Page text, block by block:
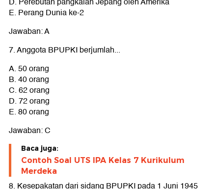
E. Perang Dunia ke-2
Jawaban: A
7. Anggota BPUPKI berjumlah...
A. 50 orang
B. 40 orang
C. 62 orang
D. 72 orang
E. 80 orang
Jawaban: C
Baca juga:
Contoh Soal UTS IPA Kelas 7 Kurikulum
Merdeka
8. Kesepakatan dari sidang BPUPKI pada 1 Juni 1945